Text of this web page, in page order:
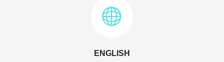
ENGLISH